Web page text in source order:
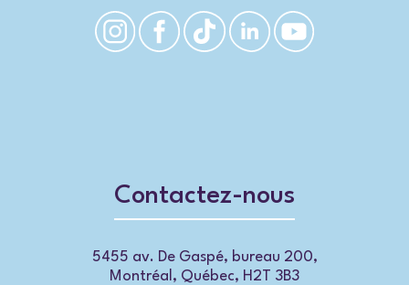
Contactez-nous
5455 av. De Gaspé, bureau 200,
Montréal, Québec, H2T 3B3